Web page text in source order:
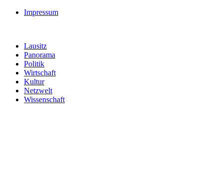
Impressum
Lausitz
Panorama
Politik
Wirtschaft
Kultur
Netzwelt
Wissenschaft